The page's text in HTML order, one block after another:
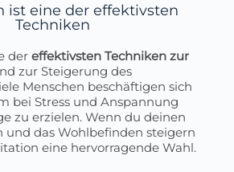
ist eine der effektivsten
Techniken
der effektivsten Techniken zur
zur Steigerung des
Menschen beschäftigen sich
bei Stress und Anspannung
zu erzielen. Wenn du deinen
und das Wohlbefinden steigern
eine hervorragende Wahl.